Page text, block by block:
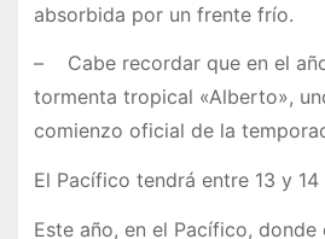
absorbida por un frente frío.
– Cabe recordar que en el
tormenta tropical «Alberto»,
comienzo oficial de la
El Pacífico tendrá entre 13 y
Este año, en el Pacífico, donde